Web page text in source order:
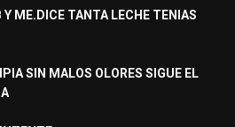
Y ME.DICE TANTA LECHE TENIAS
SIN MALOS OLORES SIGUE EL